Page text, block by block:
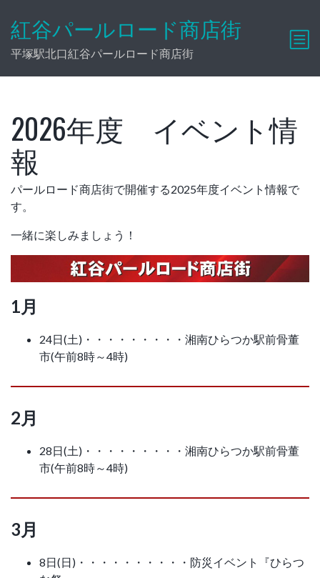
紅谷パールロード商店街
平塚駅北口紅谷パールロード商店街
2026年度 イベント情
報
パールロード商店街で開催する2025年度イベント情報で
す。
一緒に楽しみましょう！
1月
24日(土)・・・・・・・・・湘南ひらつか駅前骨董
市(午前8時～4時)
2月
28日(土)・・・・・・・・・湘南ひらつか駅前骨董
市(午前8時～4時)
3月
8日(日)・・・・・・・・・・防災イベント『ひらつ